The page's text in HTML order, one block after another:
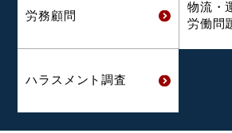
労務顧問
物流・
労働問
ハラスメント調査